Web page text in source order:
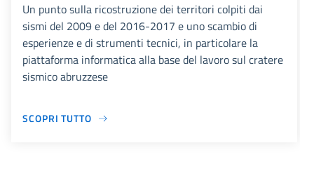
Un punto sulla ricostruzione dei territori colpiti dai
sismi del 2009 e del 2016-2017 e uno scambio di
esperienze e di strumenti tecnici, in particolare la
piattaforma informatica alla base del lavoro sul cratere
sismico abruzzese
SCOPRI TUTTO